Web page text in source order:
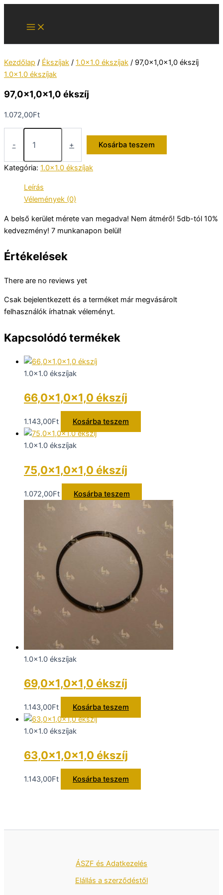
Kezdőlap / Ékszíjak / 1.0x1.0 ékszíjak / 97,0×1,0×1,0 ékszíj
1.0x1.0 ékszíjak
97,0×1,0×1,0 ékszíj
1.072,00Ft
-
97,0×1,0×1,0
+ Kosárba teszem
Kategória: 1.0x1.0 ékszíjak
Leírás
Vélemények (0)
A belső kerület mérete van megadva! Nem átmérő! 5db-tól 10%
kedvezmény! 7 munkanapon belül!
Értékelések
There are no reviews yet
Csak bejelentkezett és a terméket már megvásárolt
felhasználók írhatnak véleményt.
Kapcsolódó termékek
1.0x1.0 ékszíjak
66,0×1,0×1,0 ékszíj
1.143,00Ft Kosárba teszem
1.0x1.0 ékszíjak
75,0×1,0×1,0 ékszíj
1.072,00Ft Kosárba teszem
1.0x1.0 ékszíjak
69,0×1,0×1,0 ékszíj
1.143,00Ft Kosárba teszem
1.0x1.0 ékszíjak
63,0×1,0×1,0 ékszíj
1.143,00Ft Kosárba teszem
ÁSZF és Adatkezelés
Elállás a szerződéstől